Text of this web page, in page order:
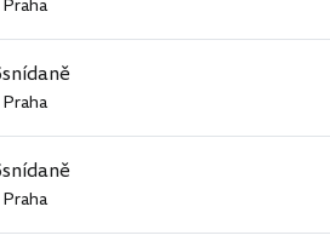
Praha
snídaně
Praha
snídaně
Praha